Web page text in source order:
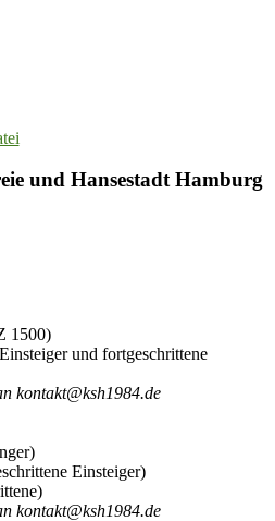
und Hansestadt Hamburg
1500)
und fortgeschrittene
kontakt@ksh1984.de
Einsteiger)
kontakt@ksh1984.de